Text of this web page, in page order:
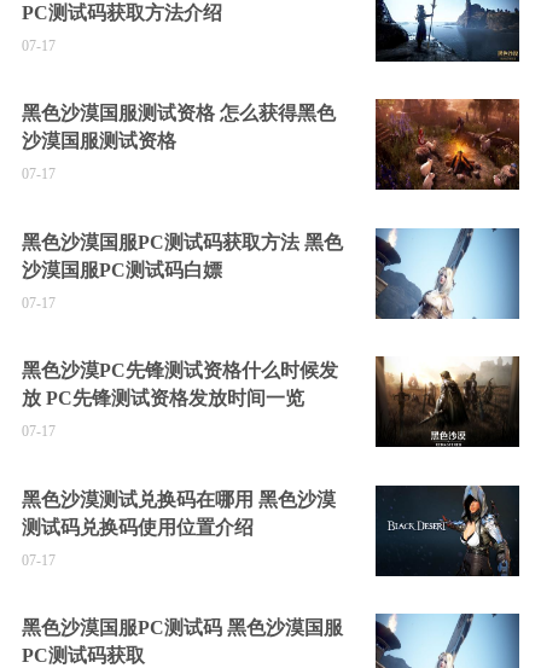
PC测试码获取方法介绍
07-17
黑色沙漠国服测试资格 怎么获得黑色
沙漠国服测试资格
07-17
黑色沙漠国服PC测试码获取方法 黑色
沙漠国服PC测试码白嫖
07-17
黑色沙漠PC先锋测试资格什么时候发
放 PC先锋测试资格发放时间一览
07-17
黑色沙漠测试兑换码在哪用 黑色沙漠
测试码兑换码使用位置介绍
07-17
黑色沙漠国服PC测试码 黑色沙漠国服
PC测试码获取